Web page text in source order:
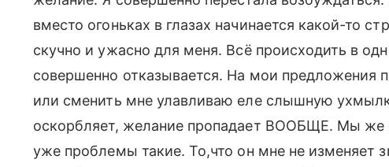
вместо огоньках в глазах начинается какой-то
скучно и ужасно для меня. Всё происходить в
совершенно отказывается. На мои предложения
или сменить мне улавливаю еле слышную
оскорбляет, желание пропадает ВООБЩЕ. Мы же
уже проблемы такие. То,что он мне не изменяет